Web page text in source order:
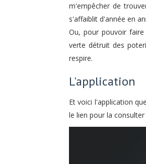
m'empêcher de
s'affaiblit d'année en
Ou, pour pouvoir
verte détruit des
respire.
L'application
Et voici l'application
le lien pour la